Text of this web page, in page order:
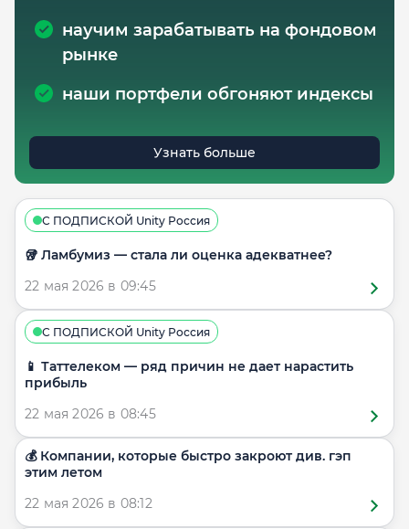
научим зарабатывать на фондовом
рынке
наши портфели обгоняют индексы
Узнать больше
С ПОДПИСКОЙ Unity Россия
🥡 Ламбумиз — стала ли оценка адекватнее?
22 мая 2026 в 09:45
С ПОДПИСКОЙ Unity Россия
📱 Таттелеком — ряд причин не дает нарастить
прибыль
22 мая 2026 в 08:45
💰 Компании, которые быстро закроют див. гэп
этим летом
22 мая 2026 в 08:12